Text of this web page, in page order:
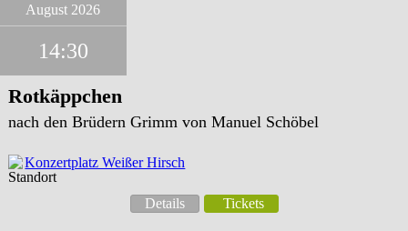
August 2026
14:30
Rotkäppchen
nach den Brüdern Grimm von Manuel Schöbel
Konzertplatz Weißer Hirsch
Details Tickets